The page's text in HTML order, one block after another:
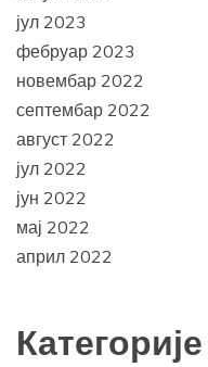
јул 2023
фебруар 2023
новембар 2022
септембар 2022
август 2022
јул 2022
јун 2022
мај 2022
април 2022
Категорије